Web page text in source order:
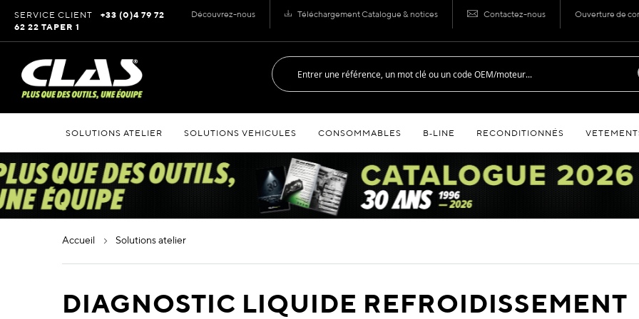
Découvrez-nous Téléchargement Catalogue & notices Contactez-nous Ouverture de
au
contenu
SERVICE CLIENT
+33 (0)4 79 72
62 22 TAPER 1
SOLUTIONS ATELIER SOLUTIONS VEHICULES CONSOMMABLES B‑LINE RECONDITIONNÉS
accueil solutions atelier
DIAGNOSTIC LIQUIDE REFROIDISSEMENT